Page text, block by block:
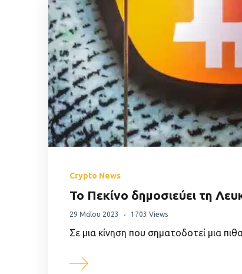
Crypto News
Το Πεκίνο δημοσιεύει τη
29 Μαΐου 2023 1703 Views
Σε μια κίνηση που σηματοδοτεί μια